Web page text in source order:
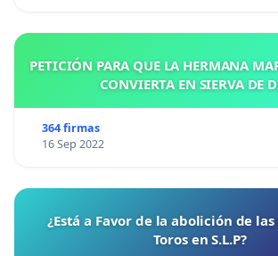
PETICIÓN PARA QUE LA HERMANA
CONVIERTA EN SIERVA DE
364 firmas
16 Sep 2022
¿Está a Favor de la abolición de
Toros en S.L.P?